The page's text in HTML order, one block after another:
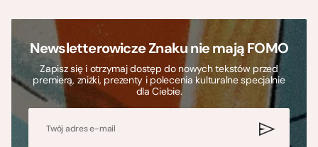
Newsletterowicze Znaku nie mają FOMO
Zapisz się i otrzymaj dostęp do nowych tekstów przed
premierą, zniżki, prezenty i polecenia kulturalne specjalnie
dla Ciebie.